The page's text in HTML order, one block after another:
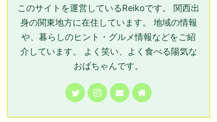
このサイトを運営しているReikoです。 関西出
身の関東地方に在住しています。 地域の情報
や、暮らしのヒント・グルメ情報などをご紹
介しています。 よく笑い、よく食べる陽気な
おばちゃんです。